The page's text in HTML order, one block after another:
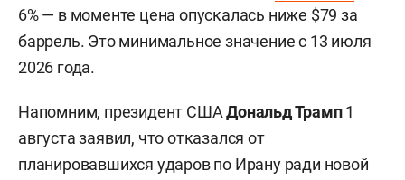
6% — в моменте цена опускалась ниже $79 за
баррель. Это минимальное значение с 13 июля
2026 года.
Напомним, президент СШАДональд Трамп1
августа заявил, что отказался от
планировавшихся ударов по Ирану ради новой